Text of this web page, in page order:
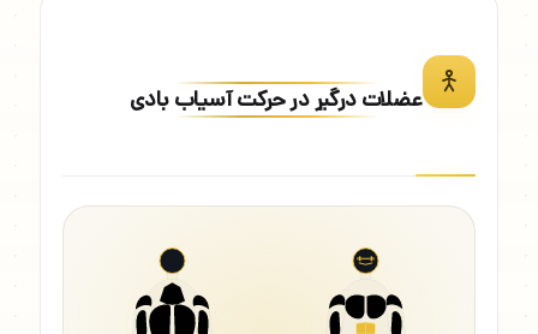
عضلات درگیر در حرکت آسیاب بادی